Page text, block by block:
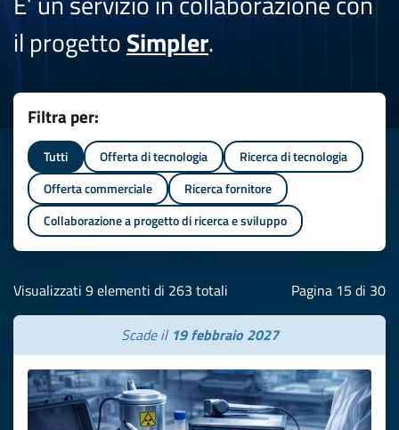
il progettoSimpler.
Filtra per:
Tutti Offerta di tecnologia
Ricerca di tecnologia
Offerta commerciale
Ricerca fornitore
Collaborazione a progetto di ricerca e sviluppo
Visualizzati 9 elementi di 263 totali Pagina 15 di 30
Scade il 19 febbraio 2027